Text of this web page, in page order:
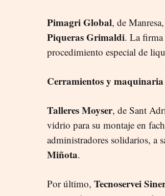
Pimagri Global, de
Piqueras Grimaldi. La firma
procedimiento especial de
Cerramientos y maquinaria
Talleres Moyser, de Sant
vidrio para su montaje en
administradores solidarios, a
Miñota.
Por último, Tecnoservei